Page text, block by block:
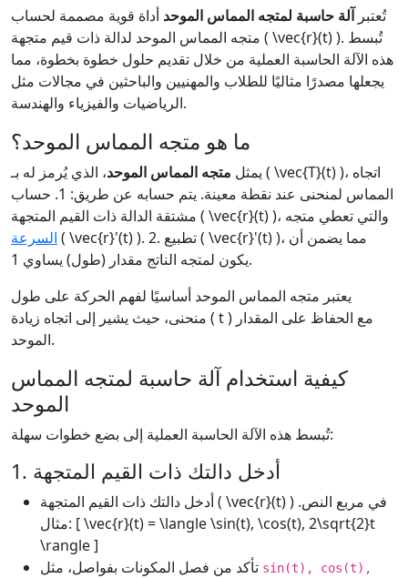
تُعتبر آلة حاسبة لمتجه المماس الموحد أداة قوية مصممة لحساب
متجه المماس الموحد لدالة ذات قيم متجهة ( \vec{r}(t) ). تُبسط
هذه الآلة الحاسبة العملية من خلال تقديم حلول خطوة بخطوة، مما
يجعلها مصدرًا مثاليًا للطلاب والمهنيين والباحثين في مجالات مثل
الرياضيات والفيزياء والهندسة.
ما هو متجه المماس الموحد؟
يمثل متجه المماس الموحد، الذي يُرمز له بـ ( \vec{T}(t) )، اتجاه
المماس لمنحنى عند نقطة معينة. يتم حسابه عن طريق: 1. حساب
مشتقة الدالة ذات القيم المتجهة ( \vec{r}(t) )، والتي تعطي متجه
السرعة ( \vec{r}'(t) ). 2. تطبيع ( \vec{r}'(t) )، مما يضمن أن
يكون لمتجه الناتج مقدار (طول) يساوي 1.
يعتبر متجه المماس الموحد أساسيًا لفهم الحركة على طول
منحنى، حيث يشير إلى اتجاه زيادة ( t ) مع الحفاظ على المقدار
الموحد.
كيفية استخدام آلة حاسبة لمتجه المماس
الموحد
تُبسط هذه الآلة الحاسبة العملية إلى بضع خطوات سهلة:
1. أدخل دالتك ذات القيم المتجهة
أدخل دالتك ذات القيم المتجهة ( \vec{r}(t) ) في مربع النص.
مثال: [ \vec{r}(t) = \langle \sin(t), \cos(t), 2\sqrt{2}t
\rangle ]
sin(t), cos(t),